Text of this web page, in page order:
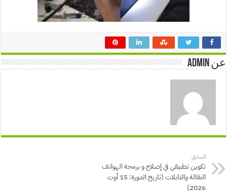
عن admin
السابق
تكوين تطبيقي في إصلاح و برمجة الهواتف
النقالة والتابلات (تاريخ الدورة: 15 أوت
2026)